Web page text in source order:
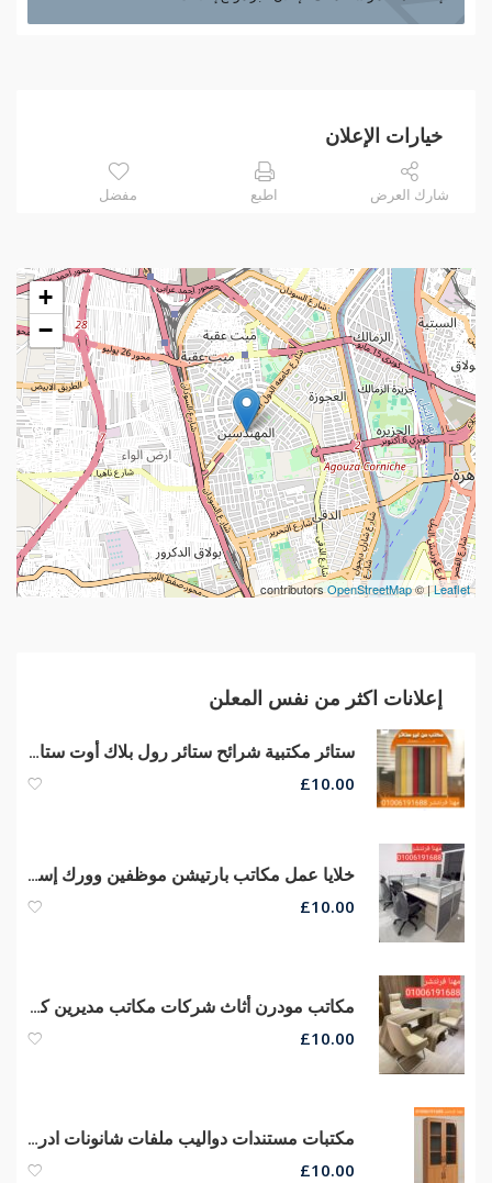
خيارات الإعلان
شارك العرض اطبع مفضل
+
−
Leaflet
| ©
OpenStreetMap
contributors
إعلانات اكثر من نفس المعلن
ستائر مكتبية شرائح ستائر رول بلاك أوت ستائر صن سكرين الوان وخامات ممتازة
£10.00
خلايا عمل مكاتب بارتيشن موظفين وورك إستيشن أفضل خامات وسعر
£10.00
مكاتب مودرن أثاث شركات مكاتب مديرين كراسى مكتب مودرن كنب ريسبشن
£10.00
مكتبات مستندات دواليب ملفات شانونات ادراج مكتبات مودرن أثاث شركات
£10.00